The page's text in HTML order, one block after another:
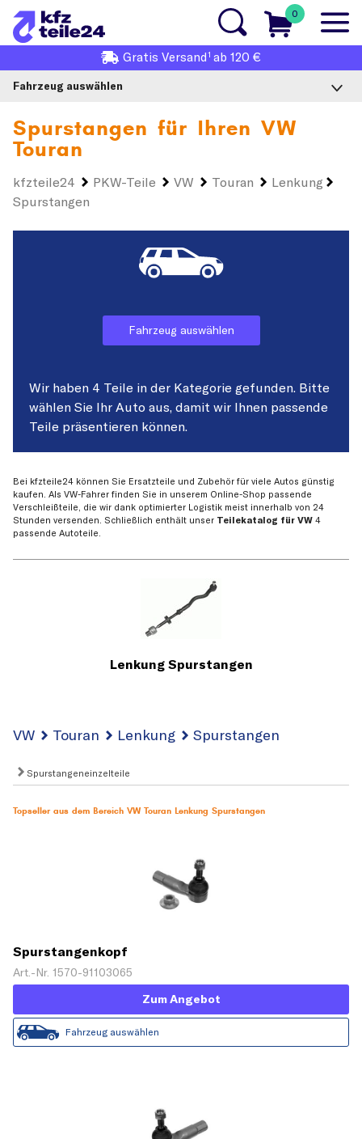
0
Gratis Versand1 ab 120 €
Fahrzeug auswählen
Spurstangen für Ihren VW
Touran
kfzteile24 PKW-Teile VW Touran
Lenkung
Spurstangen
Fahrzeug auswählen
Wir haben 4 Teile in der Kategorie gefunden. Bitte
wählen Sie Ihr Auto aus, damit wir Ihnen passende
Teile präsentieren können.
Bei kfzteile24 können Sie Ersatzteile und Zubehör für viele Autos günstig
kaufen. Als VW-Fahrer finden Sie in unserem Online-Shop passende
Verschleißteile, die wir dank optimierter Logistik meist innerhalb von 24
Stunden versenden. Schließlich enthält unser Teilekatalog für VW 4
passende Autoteile.
Lenkung Spurstangen
VW Touran Lenkung Spurstangen
Spurstangeneinzelteile
Topseller aus dem Bereich VW Touran Lenkung Spurstangen
Spurstangenkopf
Art.-Nr. 1570-91103065
Zum Angebot
Fahrzeug auswählen